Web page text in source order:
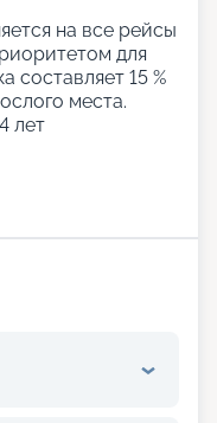
на все рейсы
для
составляет 15 %
места.
лет